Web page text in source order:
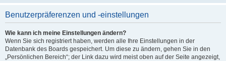
Benutzerpräferenzen und -einstellungen
Wie kann ich meine Einstellungen ändern?
Wenn Sie sich registriert haben, werden alle Ihre Einstellungen in der
Datenbank des Boards gespeichert. Um diese zu ändern, gehen Sie in den
„Persönlichen Bereich“; der Link dazu wird meist oben auf der Seite angezeigt,